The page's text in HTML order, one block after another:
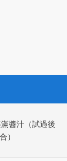
醬汁（試過後
）